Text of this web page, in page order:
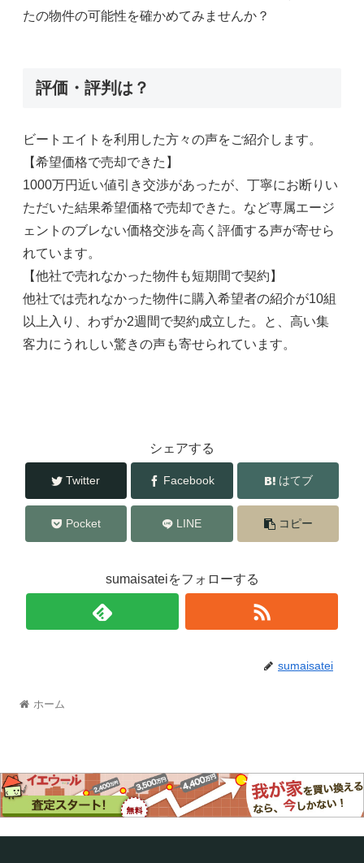
たの物件の可能性を確かめてみませんか？
評価・評判は？
ビートエイトを利用した方々の声をご紹介します。
【希望価格で売却できた】
1000万円近い値引き交渉があったが、丁寧にお断りい
ただいた結果希望価格で売却できた。など専属エージ
ェントのブレない価格交渉を高く評価する声が寄せら
れています。
【他社で売れなかった物件も短期間で契約】
他社では売れなかった物件に購入希望者の紹介が10組
以上入り、わずか2週間で契約成立した。と、高い集
客力にうれしい驚きの声も寄せられています。
シェアする
Twitter Facebook はてブ
Pocket LINE コピー
sumaisateiをフォローする
sumaisatei
ホーム